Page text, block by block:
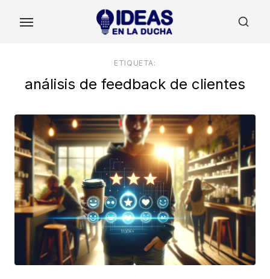
ETIQUETA:
análisis de feedback de clientes